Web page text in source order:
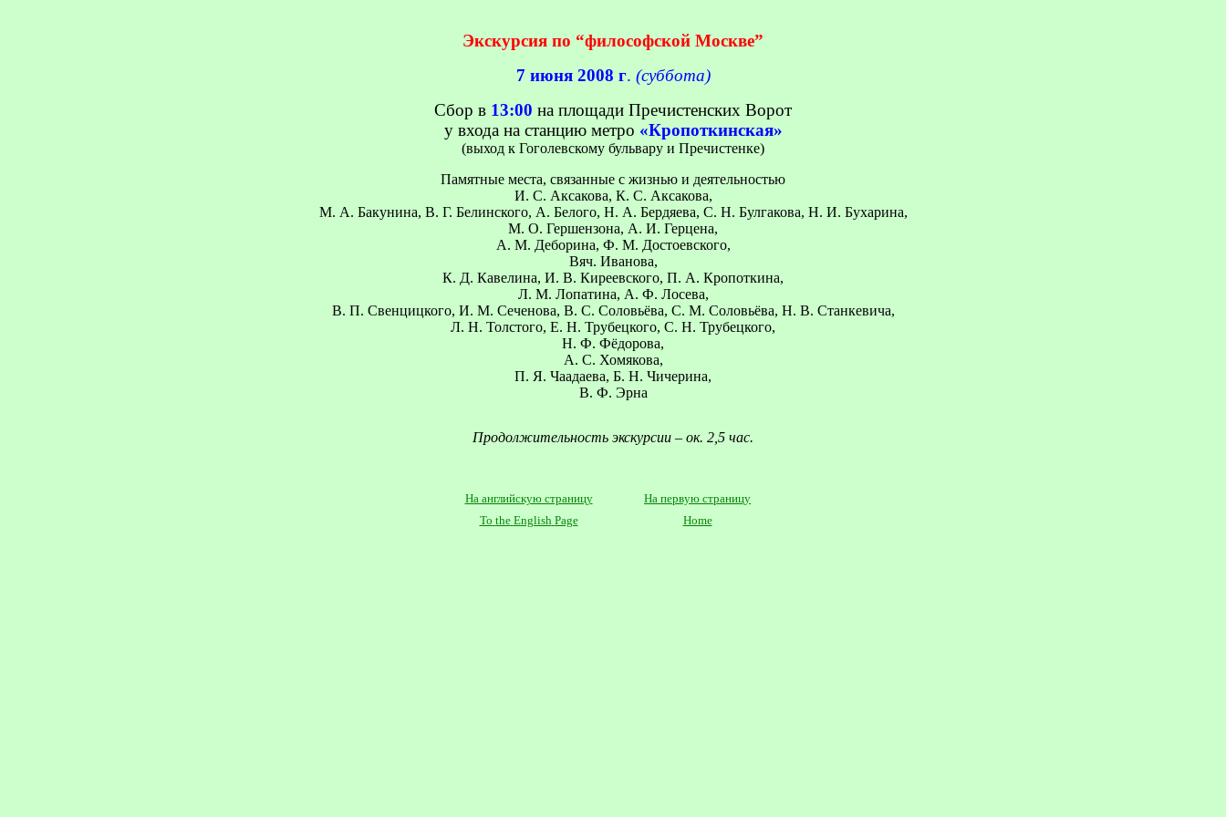
Экскурсия по “философской Москве”
7 июня 2008 г. (суббота)
Сбор в 13:00 на площади Пречистенских Ворот
у входа на станцию метро «Кропоткинская»
(выход к Гоголевскому бульвару и Пречистенке)
Памятные места, связанные с жизнью и деятельностью
И. С. Аксакова, К. С. Аксакова,
М. А. Бакунина, В. Г. Белинского, А. Белого, Н. А. Бердяева, С. Н. Булгакова, Н. И. Бухарина,
М. О. Гершензона, А. И. Герцена,
А. М. Деборина, Ф. М. Достоевского,
Вяч. Иванова,
К. Д. Кавелина, И. В. Киреевского, П. А. Кропоткина,
Л. М. Лопатина, А. Ф. Лосева,
В. П. Свенцицкого, И. М. Сеченова, В. С. Соловьёва, С. М. Соловьёва, Н. В. Станкевича,
Л. Н. Толстого, Е. Н. Трубецкого, С. Н. Трубецкого,
Н. Ф. Фёдорова,
А. С. Хомякова,
П. Я. Чаадаева, Б. Н. Чичерина,
В. Ф. Эрна
Продолжительность экскурсии – ок. 2,5 час.
На английскую страницу
На первую страницу
To the English Page Home